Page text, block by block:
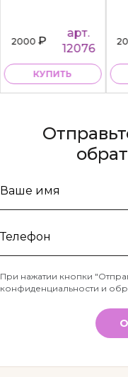
2000₽
арт.
12076
КУПИТЬ
Ваше
Телефон
*
При нажатии кнопки
конфиденциальности и